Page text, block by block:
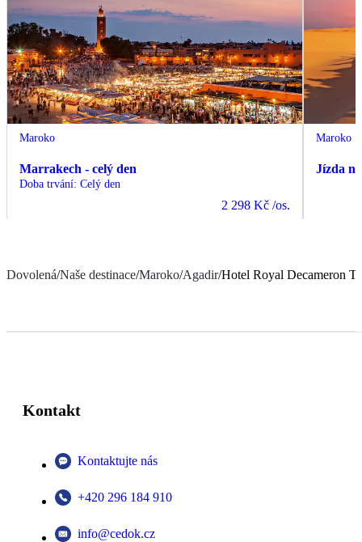
Maroko
Marrakech - celý den
Doba trvání: Celý den
2 298 Kč /os.
Maroko
Jízda
Dovolená/Naše destinace/Maroko/Agadir/Hotel Royal Decameron
Kontakt
Kontaktujte nás
+420 296 184 910
info@cedok.cz